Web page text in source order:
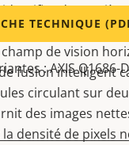
de
Doté d'un télé
de vision
fusion intelligent
circulant sur
des images
densité de pixels
TECHNIQUE
: AXIS Q1686-